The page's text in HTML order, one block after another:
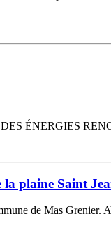
ÉNERGIES
plaine Saint
de Mas